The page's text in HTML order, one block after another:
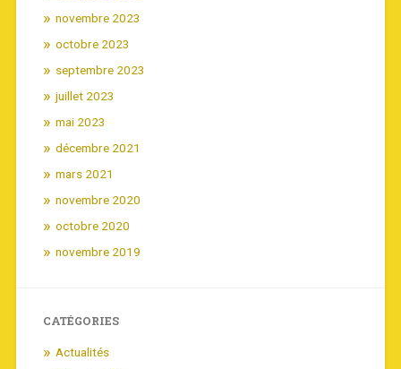
novembre 2023
octobre 2023
septembre 2023
juillet 2023
mai 2023
décembre 2021
mars 2021
novembre 2020
octobre 2020
novembre 2019
CATÉGORIES
Actualités